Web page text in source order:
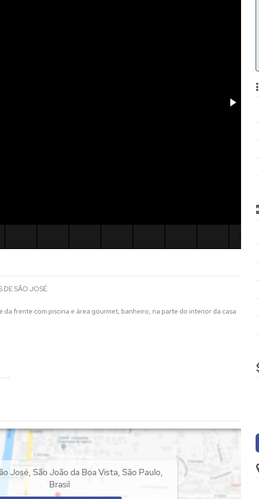
DE SÃO JOSÉ.
frente com piscina e área gourmet, banheiro, na parte do interior da casa
José São João da Boa Vista São Paulo
Brasil